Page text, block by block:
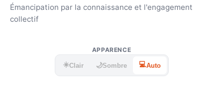
Émancipation par la connaissance et l'engagement
collectif
APPARENCE
☀️Clair 🌙Sombre 💻Auto